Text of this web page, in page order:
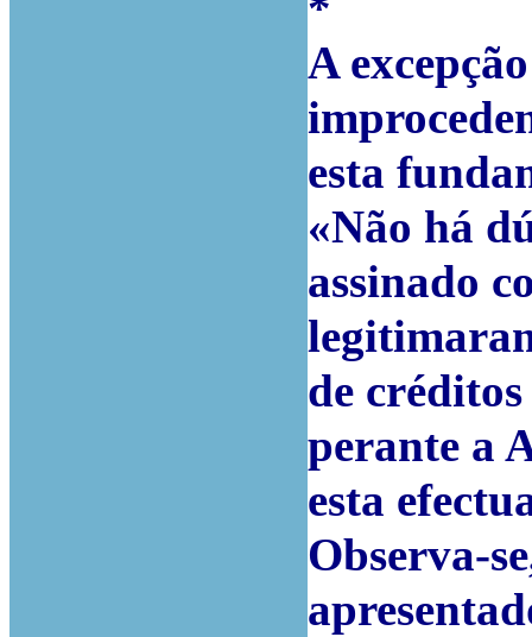
A
esta
«Não há
assinado
de
perante a
esta
Observa-